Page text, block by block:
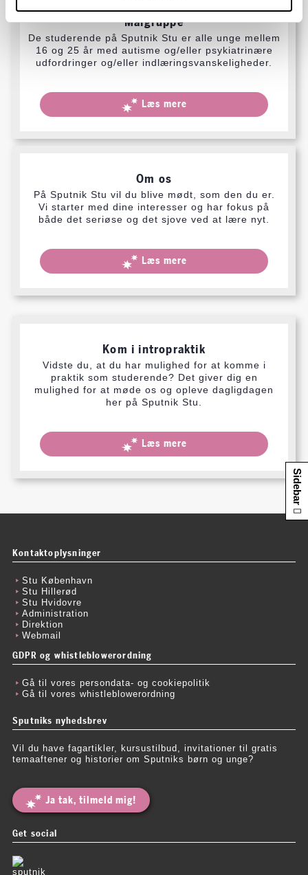
Sidebar
Målgruppe
De studerende på Sputnik Stu er alle unge mellem
16 og 25 år med autisme og/eller psykiatrinære
udfordringer og/eller indlæringsvanskeligheder.
Læs mere
Om os
På Sputnik Stu vil du blive mødt, som den du er.
Vi starter med dine interesser og har fokus på
både det seriøse og det sjove ved at lære nyt.
Læs mere
Kom i intropraktik
Vidste du, at du har mulighed for at komme i
praktik som studerende? Det giver dig en
mulighed for at møde os og opleve dagligdagen
her på Sputnik Stu.
Læs mere
Kontaktoplysninger
Stu København
Stu Hillerød
Stu Hvidovre
Administration
Direktion
Webmail
GDPR og whistleblowerordning
Gå til vores persondata- og cookiepolitik
Gå til vores whistleblowerordning
Sputniks nyhedsbrev
Vil du have fagartikler, kursustilbud, invitationer til gratis
temaaftener og historier om Sputniks børn og unge?
Ja tak, tilmeld mig!
Get social